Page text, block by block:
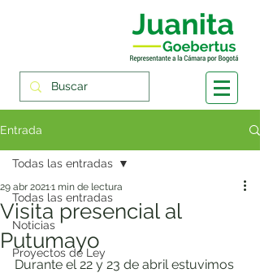
Entrada
Todas las entradas
Noticias
Proyectos de Ley
Todas las entradas
Visita presencial al
Putumayo
29 abr 20211 min de lectura
Durante el 22 y 23 de abril estuvimos